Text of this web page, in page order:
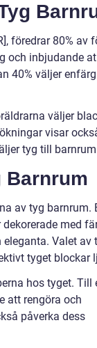
föredrar 80% av
och inbjudande
40% väljer
väljer
visar
tyg till
Barnrum
av tyg barnrum.
med
Valet av
tyget blockar
hos tyget. Till
att rengöra och
påverka dess